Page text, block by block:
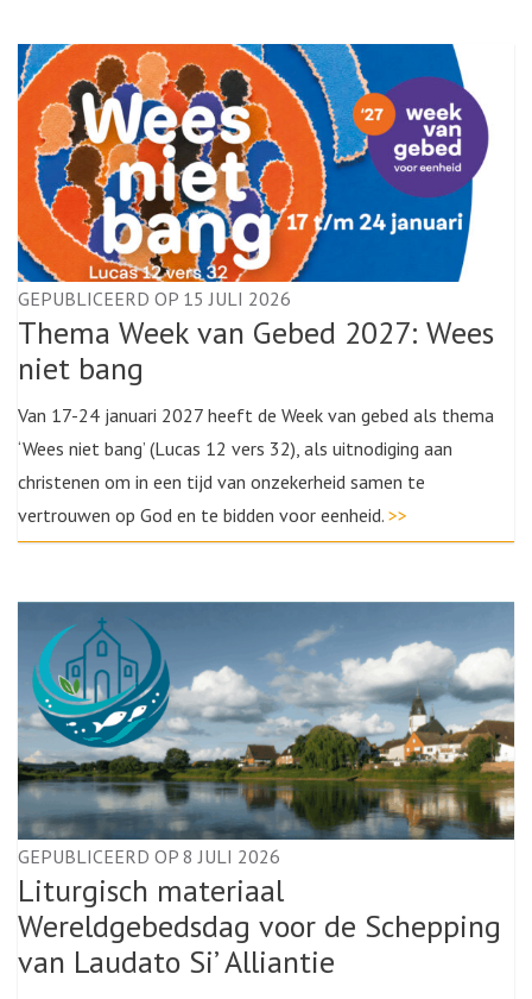
GEPUBLICEERD OP 15 JULI 2026
Thema Week van Gebed 2027: Wees
niet bang
Van 17-24 januari 2027 heeft de Week van gebed als thema
‘Wees niet bang’ (Lucas 12 vers 32), als uitnodiging aan
christenen om in een tijd van onzekerheid samen te
vertrouwen op God en te bidden voor eenheid. >>
GEPUBLICEERD OP 8 JULI 2026
Liturgisch materiaal
Wereldgebedsdag voor de Schepping
van Laudato Si’ Alliantie